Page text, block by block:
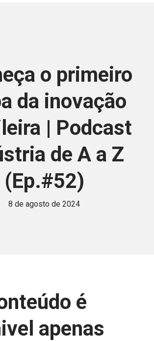
o primeiro
da inovação
| Podcast
de A a Z
(Ep.#52)
8 de agosto de 2024
é
apenas